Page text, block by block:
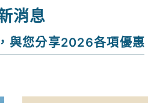
消息
與您分享2026各項優惠